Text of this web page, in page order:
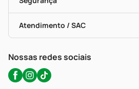
Troca E Devolução
Bulas De A A Z
Políticas De Marketplace
Testes Rápidos
Autoteste Covid-19
Certificado De Segurança
Portal Da Privacidade
Atendimento / SAC
WhatsApp (47) 9202-1687
Nossas redes sociais